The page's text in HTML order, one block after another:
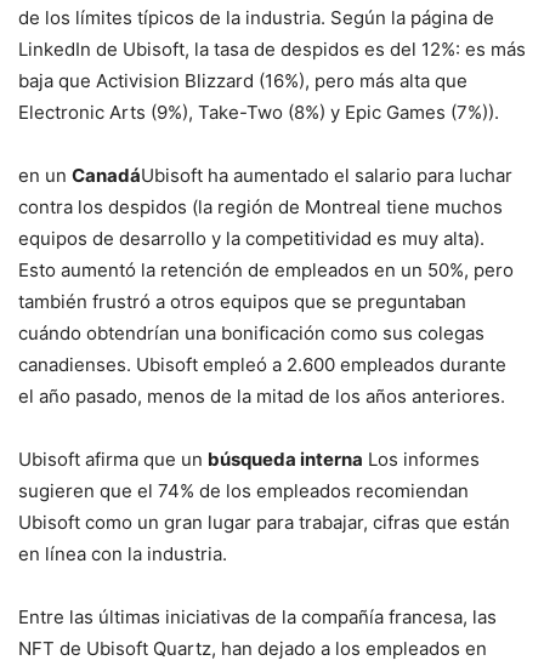
de los límites típicos de la industria. Según la página de
LinkedIn de Ubisoft, la tasa de despidos es del 12%: es más
baja que Activision Blizzard (16%), pero más alta que
Electronic Arts (9%), Take-Two (8%) y Epic Games (7%)).
en un CanadáUbisoft ha aumentado el salario para luchar
contra los despidos (la región de Montreal tiene muchos
equipos de desarrollo y la competitividad es muy alta).
Esto aumentó la retención de empleados en un 50%, pero
también frustró a otros equipos que se preguntaban
cuándo obtendrían una bonificación como sus colegas
canadienses. Ubisoft empleó a 2.600 empleados durante
el año pasado, menos de la mitad de los años anteriores.
Ubisoft afirma que un búsqueda interna Los informes
sugieren que el 74% de los empleados recomiendan
Ubisoft como un gran lugar para trabajar, cifras que están
en línea con la industria.
Entre las últimas iniciativas de la compañía francesa, las
NFT de Ubisoft Quartz, han dejado a los empleados en